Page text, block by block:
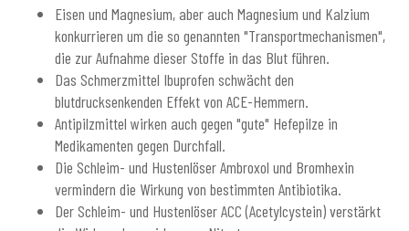
Eisen und Magnesium, aber auch Magnesium und Kalzium
konkurrieren um die so genannten "Transportmechanismen",
die zur Aufnahme dieser Stoffe in das Blut führen.
Das Schmerzmittel Ibuprofen schwächt den
blutdrucksenkenden Effekt von ACE-Hemmern.
Antipilzmittel wirken auch gegen "gute" Hefepilze in
Medikamenten gegen Durchfall.
Die Schleim- und Hustenlöser Ambroxol und Bromhexin
vermindern die Wirkung von bestimmten Antibiotika.
Der Schleim- und Hustenlöser ACC (Acetylcystein) verstärkt